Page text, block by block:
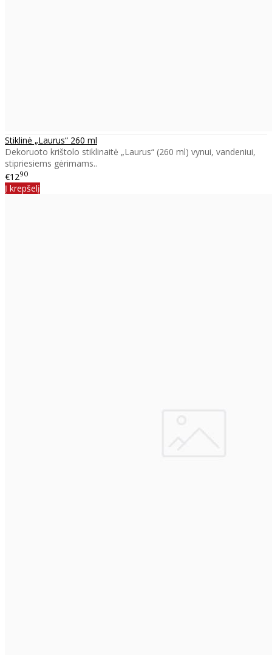
Stiklinė „Laurus“ 260 ml
Dekoruoto krištolo stiklinaitė „Laurus“ (260 ml) vynui, vandeniui,
stipriesiems gėrimams..
€1290
Į krepšelį